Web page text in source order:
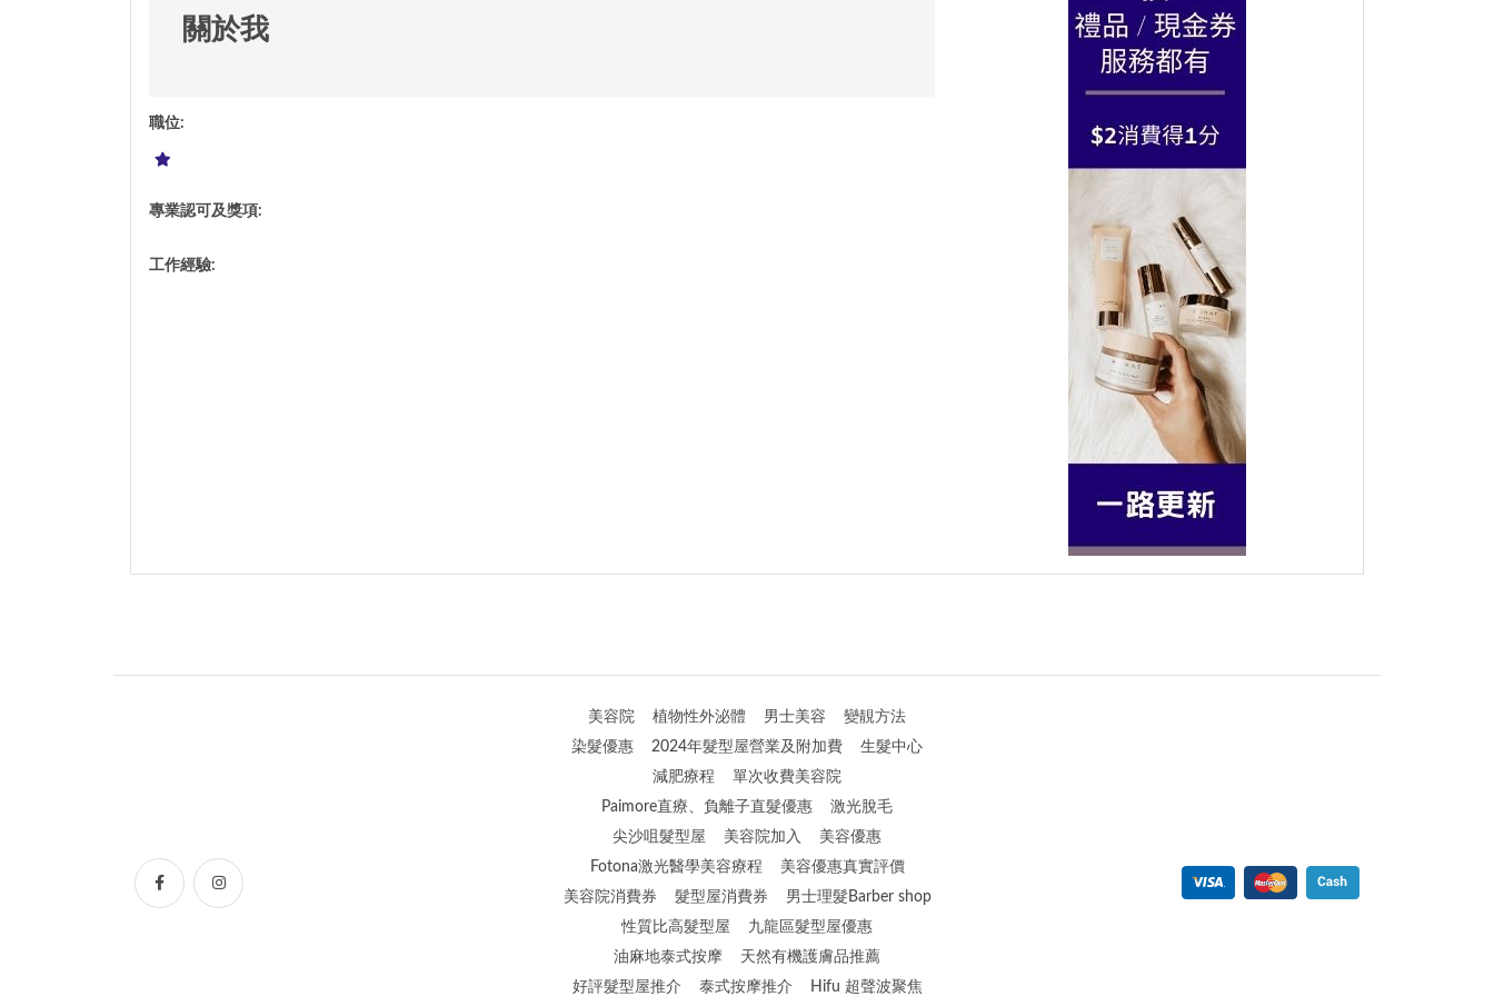
關於我
職位:
專業認可及獎項:
工作經驗:
美容院 植物性外泌體 男士美容
變靚方法
染髮優惠
2024年髮型屋營業及附加費
生髮中心
減肥療程
單次收費美容院
Paimore直療、負離子直髮優惠
激光脫毛
尖沙咀髮型屋
美容院加入
美容優惠
Fotona激光醫學美容療程
美容優惠真實評價
美容院消費券
髮型屋消費券
男士理髮Barber shop
性質比高髮型屋
九龍區髮型屋優惠
油麻地泰式按摩
天然有機護膚品推薦
好評髮型屋推介
泰式按摩推介 Hifu 超聲波聚焦